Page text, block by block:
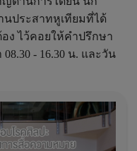
นป ระสาทหูเทียมที่ได้
องไว้คอยให้คำป รึกษา
08.30 - 16.30 น. และวัน